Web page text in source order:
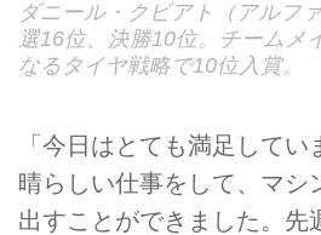
ダニール・クビアト（アルフ
選16位、決勝10位。チームメ
なるタイヤ戦略で10位入賞。
「今日はとても満足して
晴らしい仕事をして、マシ
出すことができました。先